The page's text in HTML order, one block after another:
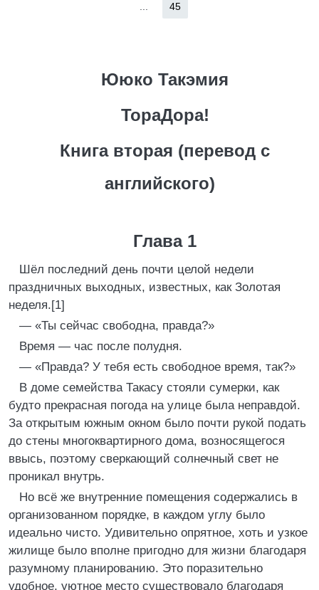
45
Ююко Такэмия
ТораДора!
Книга вторая (перевод с
английского)
Глава 1
Шёл последний день почти целой недели
праздничных выходных, известных, как Золотая
неделя.[1]
— «Ты сейчас свободна, правда?»
Время — час после полудня.
— «Правда? У тебя есть свободное время, так?»
В доме семейства Такасу стояли сумерки, как
будто прекрасная погода на улице была неправдой.
За открытым южным окном было почти рукой подать
до стены многоквартирного дома, возносящегося
ввысь, поэтому сверкающий солнечный свет не
проникал внутрь.
Но всё же внутренние помещения содержались в
организованном порядке, в каждом углу было
идеально чисто. Удивительно опрятное, хоть и узкое
жилище было вполне пригодно для жизни благодаря
разумному планированию. Это поразительно
удобное, уютное место существовало благодаря